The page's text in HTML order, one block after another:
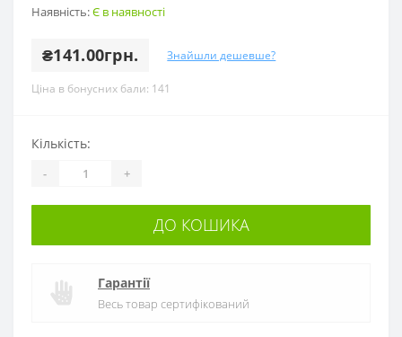
Наявність:Є в наявності
₴141.00грн. Знайшли дешевше?
Ціна в бонусних бали: 141
Кількість:
- +
ДО КОШИКА
Гарантії
Весь товар сертифікований